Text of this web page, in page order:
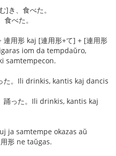
]き、食べた。
べた。
用形 kaj [連用形+て] + [連用形
iom da tempdaŭro,
samtempecon.
た。Ili drinkis, kantis kaj dancis
踊った。Ili drinkis, kantis kaj
ja samtempe okazas aŭ
形 ne taŭgas.